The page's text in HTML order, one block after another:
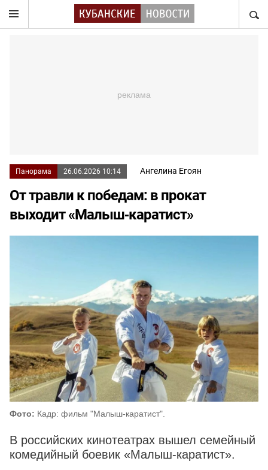
Панорама 26.06.2026 10:14 Ангелина Егоян
От травли к победам: в прокат
выходит «Малыш‑каратист»
Фото: Кадр: фильм "Малыш-каратист".
В российских кинотеатрах вышел семейный
комедийный боевик «Малыш‑каратист».